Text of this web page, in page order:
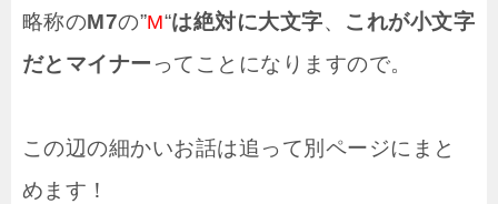
略称のM7の”M“は絶対に大文字、 これが小文字
だとマイナー ってことになりますので。
この辺の細かいお話は追って別ページにまと
めます！